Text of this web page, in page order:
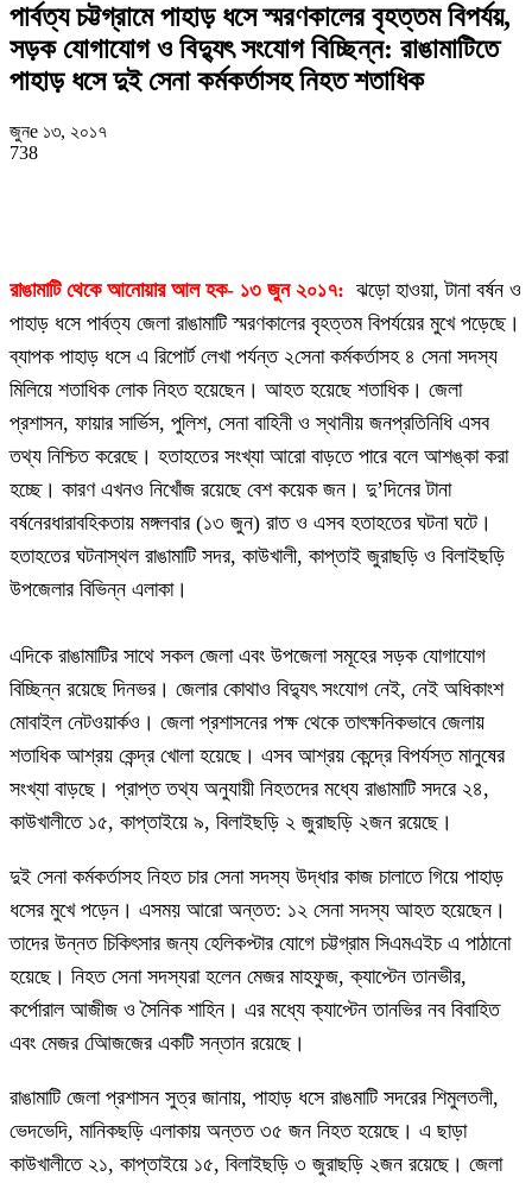
পার্বত্য চট্টগ্রামে পাহাড় ধসে স্মরণকালের বৃহত্তম বিপর্যয়,
সড়ক যোগাযোগ ও বিদ্যুৎ সংযোগ বিচ্ছিন্ন: রাঙামাটিতে
পাহাড় ধসে দুই সেনা কর্মকর্তাসহ নিহত শতাধিক
জুনe ১৩, ২০১৭
738
রাঙামাটি থেকে আনোয়ার আল হক- ১৩ জুন ২০১৭: ঝড়ো হাওয়া, টানা বর্ষন ও
পাহাড় ধসে পার্বত্য জেলা রাঙামাটি স্মরণকালের বৃহত্তম বিপর্যয়ের মুখে পড়েছে।
ব্যাপক পাহাড় ধসে এ রিপোর্ট লেখা পর্যন্ত ২সেনা কর্মকর্তাসহ ৪ সেনা সদস্য
মিলিয়ে শতাধিক লোক নিহত হয়েছেন। আহত হয়েছে শতাধিক। জেলা
প্রশাসন, ফায়ার সার্ভিস, পুলিশ, সেনা বাহিনী ও স্থানীয় জনপ্রতিনিধি এসব
তথ্য নিশ্চিত করেছে। হতাহতের সংখ্যা আরো বাড়তে পারে বলে আশঙ্কা করা
হচ্ছে। কারণ এখনও নিখোঁজ রয়েছে বেশ কয়েক জন। দু’দিনের টানা
বর্ষনেরধারাবহিকতায় মঙ্গলবার (১৩ জুন) রাত ও এসব হতাহতের ঘটনা ঘটে।
হতাহতের ঘটনাস্থল রাঙামাটি সদর, কাউখালী, কাপ্তাই জুরাছড়ি ও বিলাইছড়ি
উপজেলার বিভিন্ন এলাকা।
এদিকে রাঙামাটির সাথে সকল জেলা এবং উপজেলা সমূহের সড়ক যোগাযোগ
বিচ্ছিন্ন রয়েছে দিনভর। জেলার কোথাও বিদ্যুৎ সংযোগ নেই, নেই অধিকাংশ
মোবাইল নেটওয়ার্কও। জেলা প্রশাসনের পক্ষ থেকে তাৎক্ষনিকভাবে জেলায়
শতাধিক আশ্রয় কেন্দ্র খোলা হয়েছে। এসব আশ্রয় কেন্দ্রে বিপর্যস্ত মানুষের
সংখ্যা বাড়ছে। প্রাপ্ত তথ্য অনুযায়ী নিহতদের মধ্যে রাঙামাটি সদরে ২৪,
কাউখালীতে ১৫, কাপ্তাইয়ে ৯, বিলাইছড়ি ২ জুরাছড়ি ২জন রয়েছে।
দুই সেনা কর্মকর্তাসহ নিহত চার সেনা সদস্য উদ্ধার কাজ চালাতে গিয়ে পাহাড়
ধসের মুখে পড়েন। এসময় আরো অন্তত: ১২ সেনা সদস্য আহত হয়েছেন।
তাদের উন্নত চিকিৎসার জন্য হেলিকপ্টার যোগে চট্টগ্রাম সিএমএইচ এ পাঠানো
হয়েছে। নিহত সেনা সদস্যরা হলেন মেজর মাহফুজ, ক্যাপ্টেন তানভীর,
কর্পোরাল আজীজ ও সৈনিক শাহিন। এর মধ্যে ক্যাপ্টেন তানভির নব বিবাহিত
এবং মেজর আেিজজের একটি সন্তান রয়েছে।
রাঙামাটি জেলা প্রশাসন সুত্র জানায়, পাহাড় ধসে রাঙমাটি সদরের শিমুলতলী,
ভেদভেদি, মানিকছড়ি এলাকায় অন্তত ৩৫ জন নিহত হয়েছে। এ ছাড়া
কাউখালীতে ২১, কাপ্তাইয়ে ১৫, বিলাইছড়ি ৩ জুরাছড়ি ২জন রয়েছে। জেলা